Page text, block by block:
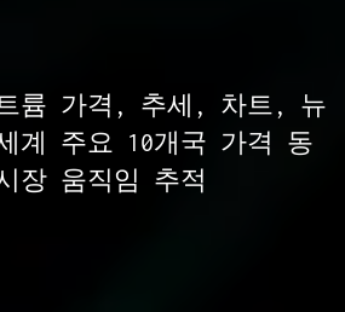
륨 가격, 추세, 차트, 뉴
계 주요 10개국 가격 동
장 움직임 추적